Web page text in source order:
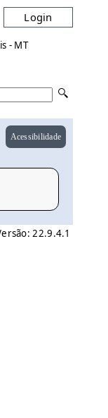
Login
- MT
Acessibilidade
22.9.4.1